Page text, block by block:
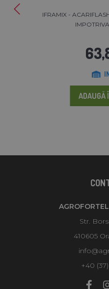
IFRAMIX -
ADAUGĂ
Str.
410605
+40